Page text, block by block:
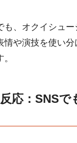
も、オクイシュ
情や演技を使い
応：SNSで